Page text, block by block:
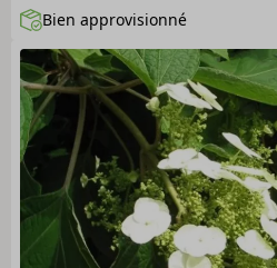
Bien approvisionné